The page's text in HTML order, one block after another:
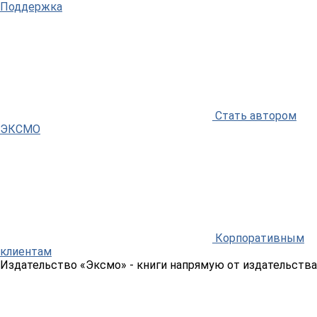
Поддержка
Стать автором
ЭКСМО
Корпоративным
клиентам
Издательство «Эксмо» - книги напрямую от издательства